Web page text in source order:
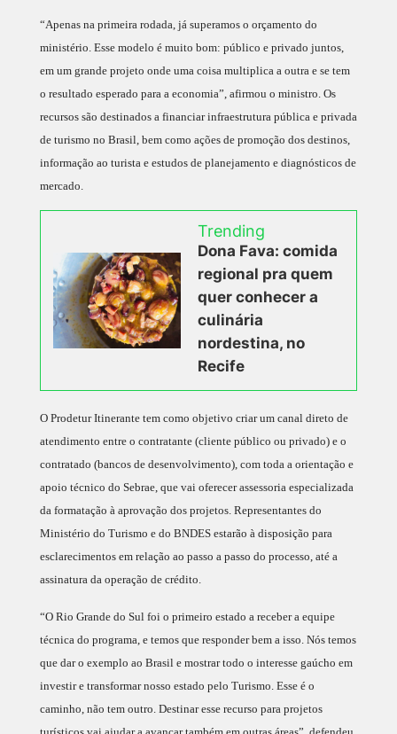
“Apenas na primeira rodada, já superamos o orçamento do
ministério. Esse modelo é muito bom: público e privado juntos,
em um grande projeto onde uma coisa multiplica a outra e se tem
o resultado esperado para a economia”, afirmou o ministro. Os
recursos são destinados a financiar infraestrutura pública e privada
de turismo no Brasil, bem como ações de promoção dos destinos,
informação ao turista e estudos de planejamento e diagnósticos de
mercado.
Trending
Dona Fava: comida
regional pra quem
quer conhecer a
culinária
nordestina, no
Recife
O Prodetur Itinerante tem como objetivo criar um canal direto de
atendimento entre o contratante (cliente público ou privado) e o
contratado (bancos de desenvolvimento), com toda a orientação e
apoio técnico do Sebrae, que vai oferecer assessoria especializada
da formatação à aprovação dos projetos. Representantes do
Ministério do Turismo e do BNDES estarão à disposição para
esclarecimentos em relação ao passo a passo do processo, até a
assinatura da operação de crédito.
“O Rio Grande do Sul foi o primeiro estado a receber a equipe
técnica do programa, e temos que responder bem a isso. Nós temos
que dar o exemplo ao Brasil e mostrar todo o interesse gaúcho em
investir e transformar nosso estado pelo Turismo. Esse é o
caminho, não tem outro. Destinar esse recurso para projetos